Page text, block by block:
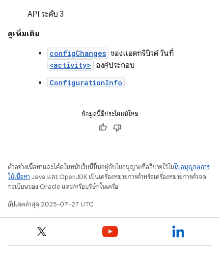
API ระดับ 3
ดูเพิ่มเติม
configChanges ของแอตทริบิวต์ วันที่
<activity> องค์ประกอบ
ConfigurationInfo
ข้อมูลนี้มีประโยชน์ไหม
ตัวอย่างเนื้อหาและโค้ดในหน้าเว็บนี้ขึ้นอยู่กับใบอนุญาตที่อธิบายไว้ในใบอนุญาตการ
ใช้เนื้อหา Java และ OpenJDK เป็นเครื่องหมายการค้าหรือเครื่องหมายการค้าจด
ทะเบียนของ Oracle และ/หรือบริษัทในเครือ
อัปเดตล่าสุด 2025-07-27 UTC